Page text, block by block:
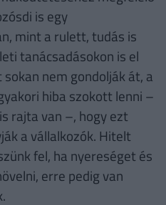
is egy
mint a rulett, tudás is
tanácsadásokon is el
nem gondolják át, a
hiba szokott lenni –
rajta van –, hogy ezt
a vállalkozók. Hitelt
fel, ha nyereséget és
erre pedig van